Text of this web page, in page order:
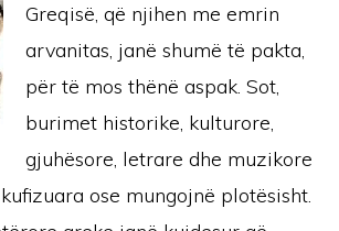
Greqisë, që njihen me emrin
arvanitas, janë shumë të pakta,
për të mos thënë aspak. Sot,
burimet historike, kulturore,
gjuhësore, letrare dhe muzikore
ose mungojnë plotësisht.